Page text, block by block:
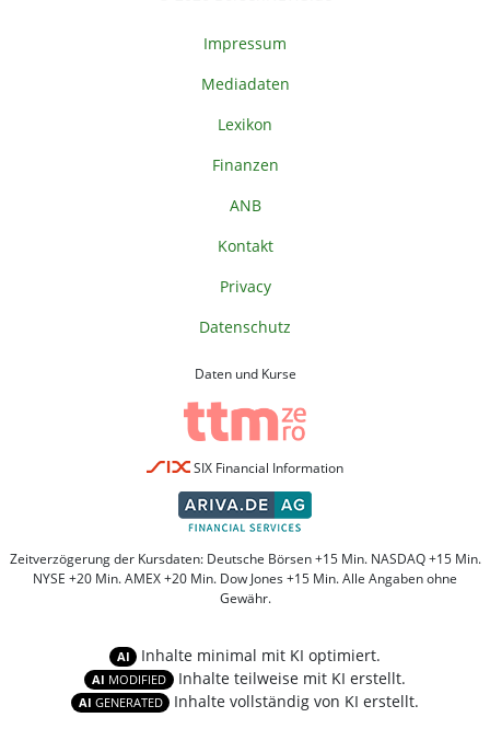
Impressum
Mediadaten
Lexikon
Finanzen
ANB
Kontakt
Privacy
Datenschutz
Daten und Kurse
SIX Financial Information
Zeitverzögerung der Kursdaten: Deutsche Börsen +15 Min. NASDAQ +15 Min.
NYSE +20 Min. AMEX +20 Min. Dow Jones +15 Min. Alle Angaben ohne
Gewähr.
AI Inhalte minimal mit KI optimiert.
AI MODIFIED Inhalte teilweise mit KI erstellt.
AI GENERATED Inhalte vollständig von KI erstellt.